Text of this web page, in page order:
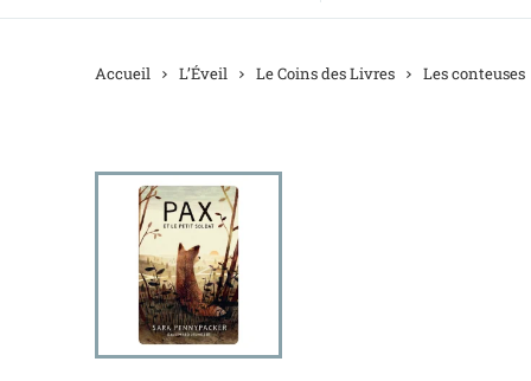
Accueil L’Éveil Le Coins des Livres Les conteuses